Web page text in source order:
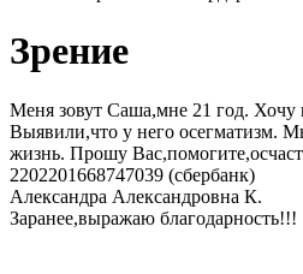
Зрение
Меня зовут Саша,мне 21 год. Хочу
Выявили,что у него осегматизм.
жизнь. Прошу
2202201668747039 (сбербанк)
Александра Александровна К.
Заранее,выражаю благодарность!!!